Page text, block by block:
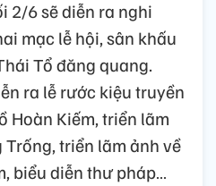
2/6 sẽ diễn ra nghi
mạc lễ hội, sân khấu
Tổ đăng quang.
ra lễ rước kiệu truyền
Hoàn Kiếm, triển lãm
triển lãm ảnh về
biểu diễn thư pháp…